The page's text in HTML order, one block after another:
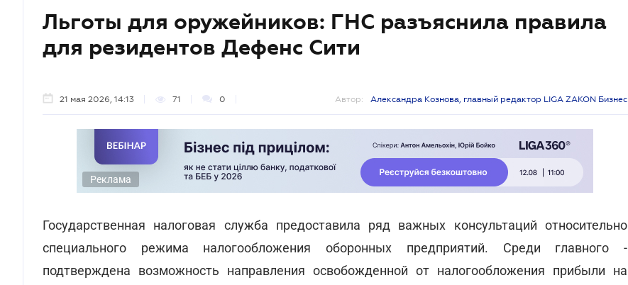
Льготы для оружейников: ГНС разъяснила правила
для резидентов Дефенс Сити
21 мая 2026, 14:13 71 0 Автор: Александра Кознова, главный редактор LIGA ZAKON Бизнес
Реклама
Государственная налоговая служба предоставила ряд важных консультаций относительно
специального режима налогообложения оборонных предприятий. Среди главного -
подтверждена возможность направления освобожденной от налогообложения прибыли на